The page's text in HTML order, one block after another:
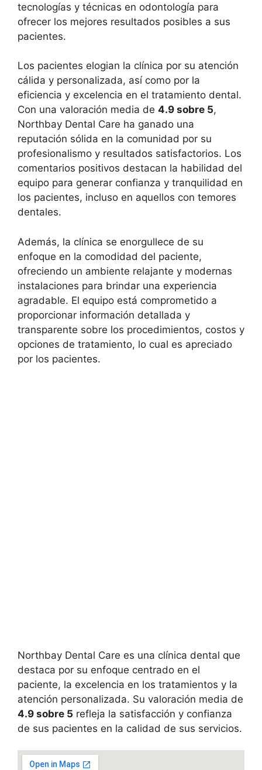
tecnologías y técnicas en odontología para
ofrecer los mejores resultados posibles a sus
pacientes.
Los pacientes elogian la clínica por su atención
cálida y personalizada, así como por la
eficiencia y excelencia en el tratamiento dental.
Con una valoración media de 4.9 sobre 5,
Northbay Dental Care ha ganado una
reputación sólida en la comunidad por su
profesionalismo y resultados satisfactorios. Los
comentarios positivos destacan la habilidad del
equipo para generar confianza y tranquilidad en
los pacientes, incluso en aquellos con temores
dentales.
Además, la clínica se enorgullece de su
enfoque en la comodidad del paciente,
ofreciendo un ambiente relajante y modernas
instalaciones para brindar una experiencia
agradable. El equipo está comprometido a
proporcionar información detallada y
transparente sobre los procedimientos, costos y
opciones de tratamiento, lo cual es apreciado
por los pacientes.
Northbay Dental Care es una clínica dental que
destaca por su enfoque centrado en el
paciente, la excelencia en los tratamientos y la
atención personalizada. Su valoración media de
4.9 sobre 5 refleja la satisfacción y confianza
de sus pacientes en la calidad de sus servicios.